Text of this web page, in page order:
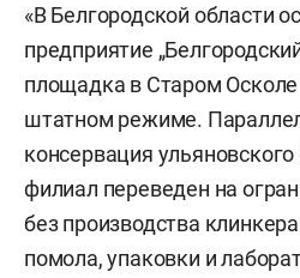
«В Белгородской области
предприятие
площадка в Старом
штатном режиме.
консервация
филиал переведен на
без производства
помола, упаковки и